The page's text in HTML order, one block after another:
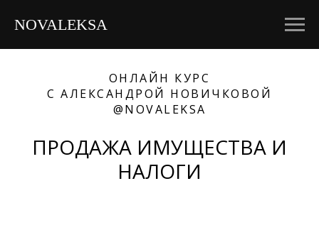
NOVALEKSA
ОНЛАЙН КУРС
С АЛЕКСАНДРОЙ НОВИЧКОВОЙ
@NOVALEKSA
ПРОДАЖА ИМУЩЕСТВА И
НАЛОГИ